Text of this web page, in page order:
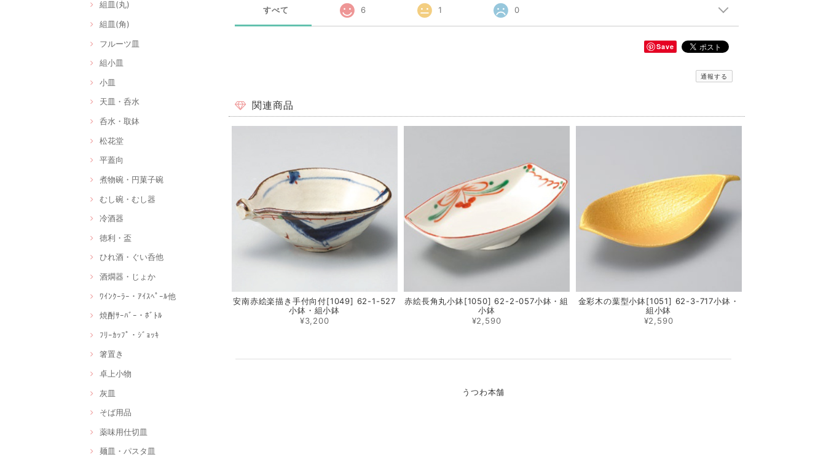
組皿(丸)
組皿(角)
フルーツ皿
組小皿
小皿
天皿・呑水
呑水・取鉢
松花堂
平蓋向
煮物碗・円菓子碗
むし碗・むし器
冷酒器
徳利・盃
ひれ酒・ぐい呑他
酒燗器・じょか
ﾜｲﾝｸｰﾗｰ・ｱｲｽﾍﾟｰﾙ他
焼酎ｻｰﾊﾞｰ・ﾎﾞﾄﾙ
ﾌﾘｰｶｯﾌﾟ・ｼﾞｮｯｷ
箸置き
卓上小物
灰皿
そば用品
薬味用仕切皿
麺皿・パスタ皿
すべて 6 1 0
Save
通報する
関連商品
安南赤絵楽描き手付向付[1049] 62-1-527
小鉢・組小鉢
¥3,200
赤絵長角丸小鉢[1050] 62-2-057小鉢・組
小鉢
¥2,590
金彩木の葉型小鉢[1051] 62-3-717小鉢・
組小鉢
¥2,590
うつわ本舗